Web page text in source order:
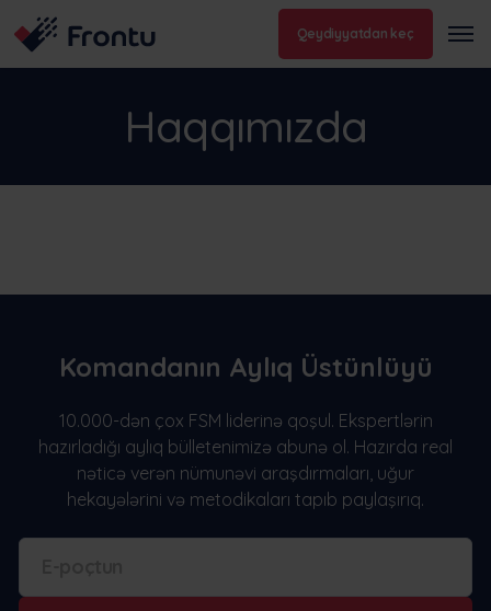
Qeydiyyatdan keç
Haqqımızda
Komandanın Aylıq Üstünlüyü
10.000-dən çox FSM liderinə qoşul. Ekspertlərin
hazırladığı aylıq bülletenimizə abunə ol. Hazırda real
nəticə verən nümunəvi araşdırmaları, uğur
hekayələrini və metodikaları tapıb paylaşırıq.